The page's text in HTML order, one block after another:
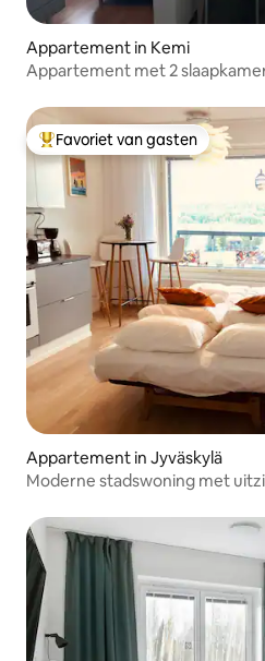
Appartement in Kemi
Appartement met 2
Topfavoriet van gasten
Favoriet van gasten
Appartement in Jyväskylä
Moderne stadswoning met